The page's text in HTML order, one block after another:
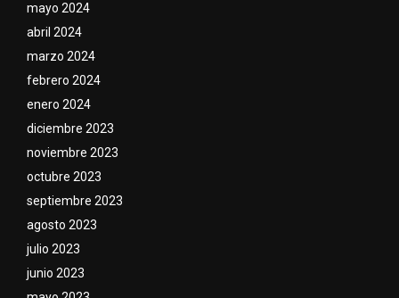
mayo 2024
abril 2024
marzo 2024
febrero 2024
enero 2024
diciembre 2023
noviembre 2023
octubre 2023
septiembre 2023
agosto 2023
julio 2023
junio 2023